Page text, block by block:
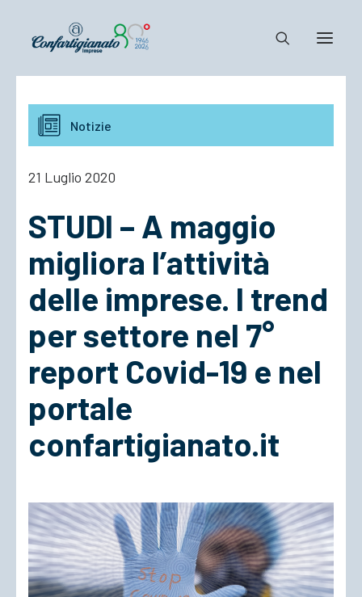
Notizie e Documenti
Confartigianato
Cosa Facciamo
ACCEDI
Notizie
21 Luglio 2020
STUDI – A maggio
migliora l’attività
delle imprese. I trend
per settore nel 7°
report Covid-19 e nel
portale
confartigianato.it